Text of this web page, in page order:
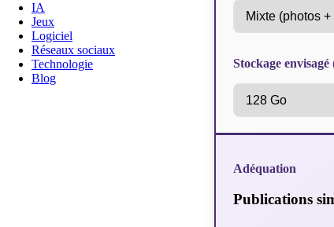
IA
Jeux
Logiciel
Réseaux sociaux
Technologie
Blog
Stockage envisagé
Adéquation
Publications